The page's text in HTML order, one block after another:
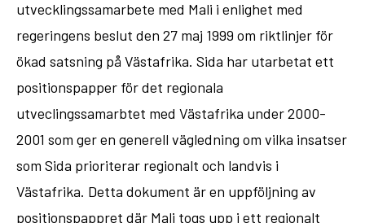
utvecklingssamarbete med Mali i enlighet med
regeringens beslut den 27 maj 1999 om riktlinjer för
ökad satsning på Västafrika. Sida har utarbetat ett
positionspapper för det regionala
utveclingssamarbtet med Västafrika under 2000-
2001 som ger en generell vägledning om vilka insatser
som Sida prioriterar regionalt och landvis i
Västafrika. Detta dokument är en uppföljning av
positionspappret där Mali togs upp i ett regionalt